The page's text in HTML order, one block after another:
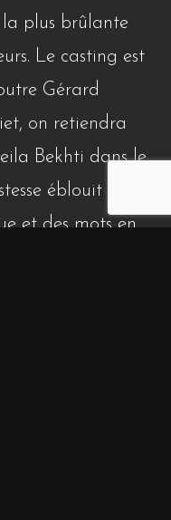
la plus brûlante
Le casting est
Gérard
on retiendra
Bekhti dans le
éblouit d’un
et des mots en